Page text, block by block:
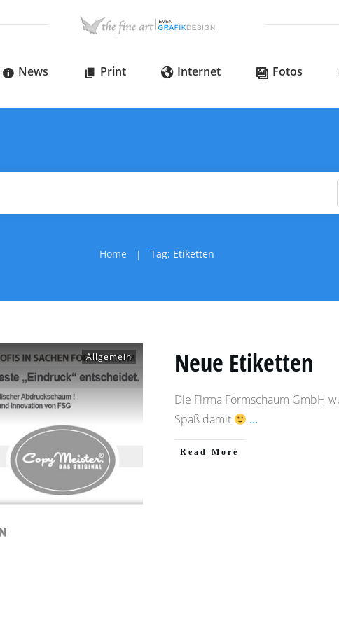
News Print Internet Fotos
Home | Tag: Etiketten
Allgemein Neue Etiketten
Die Firma Formschaum GmbH
Spaß damit
...
​Read More